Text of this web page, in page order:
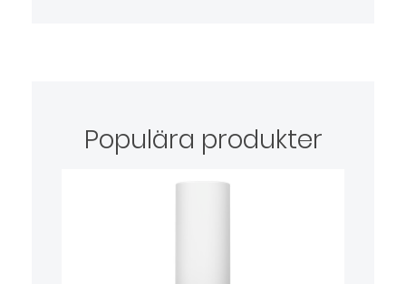
Populära produkter